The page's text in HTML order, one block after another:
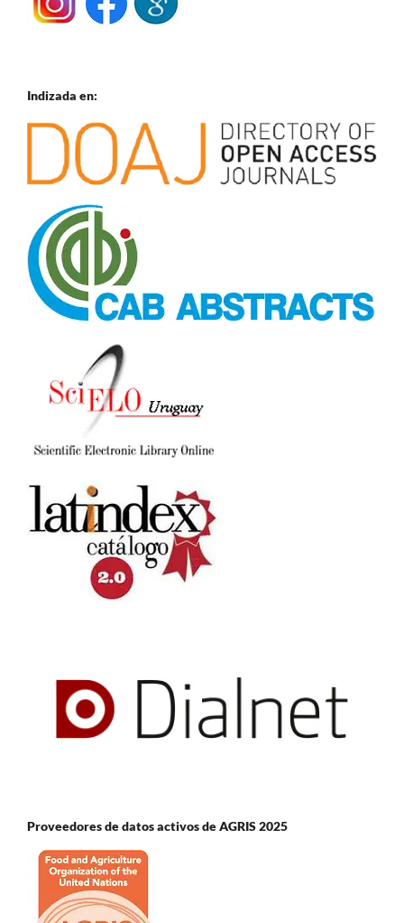
Indizada en:
Proveedores de datos activos de AGRIS 2025